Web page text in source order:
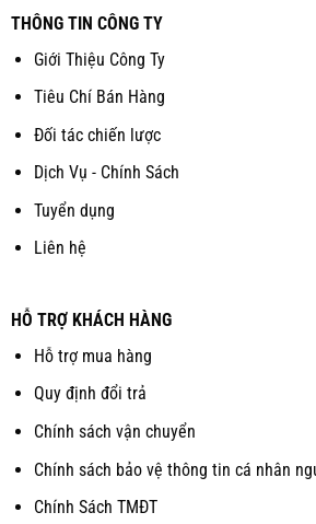
THÔNG TIN CÔNG TY
Giới Thiệu Công Ty
Tiêu Chí Bán Hàng
Đối tác chiến lược
Dịch Vụ - Chính Sách
Tuyển dụng
Liên hệ
HỖ TRỢ KHÁCH HÀNG
Hỗ trợ mua hàng
Quy định đổi trả
Chính sách vận chuyển
Chính sách bảo vệ thông tin cá nhân
Chính Sách TMĐT